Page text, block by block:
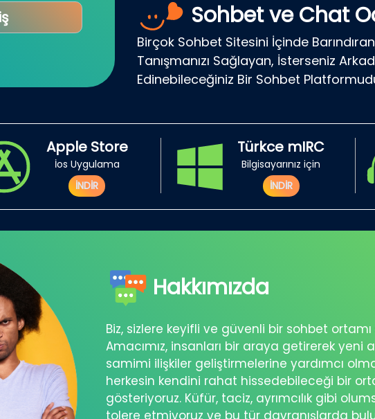
Sohbet ve Chat
Birçok Sohbet Sitesini İçinde
Tanışmanızı Sağlayan, İsterseniz
Edinebileceğiniz Bir Sohbet
Apple Store
İos Uygulama
İNDİR
Türkce mIRC
Bilgisayarınız için
İNDİR
Hakkımızda
Biz, sizlere keyifli ve güvenli bir sohbet
Amacımız, insanları bir araya getirerek yeni
samimi ilişkiler geliştirmelerine yardımcı
herkesin kendini rahat hissedebileceği bir
gösteriyoruz. Küfür, taciz, ayrımcılık gibi